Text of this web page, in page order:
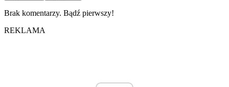
Brak komentarzy. Bądź pierwszy!
REKLAMA